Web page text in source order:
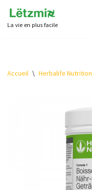
Aller
La vie en plus facile
Accueil \ Herbalife Nutrition